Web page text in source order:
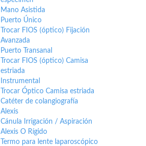
Mano Asistida
Puerto Único
Trocar FIOS (óptico) Fijación
Avanzada
Puerto Transanal
Trocar FIOS (óptico) Camisa
estriada
Instrumental
Trocar Óptico Camisa estriada
Catéter de colangiografía
Alexis
Cánula Irrigación / Aspiración
Alexis O Rígido
Termo para lente laparoscópico